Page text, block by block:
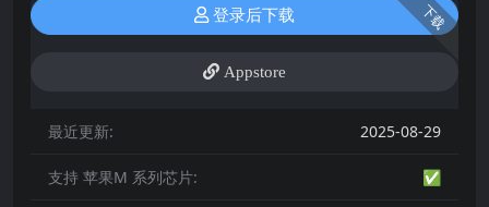
下载
登录后下载
Appstore
最近更新: 2025-08-29
支持 苹果M 系列芯片: ✅